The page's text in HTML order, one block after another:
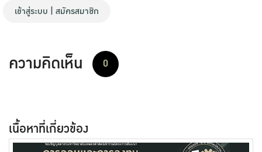
เข้าสู่ระบบ | สมัครสมาชิก
ความคิดเห็น 0
เนื้อหาที่เกี่ยวข้อง